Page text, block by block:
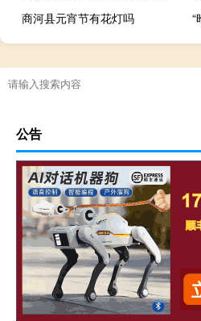
商河县元宵节有花灯吗
公告